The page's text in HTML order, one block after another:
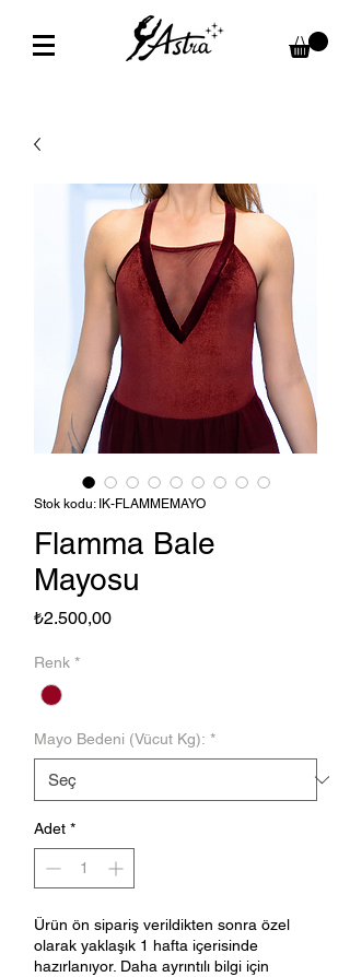
Stok kodu: IK-FLAMMEMAYO
Flamma Bale
Mayosu
₺2.500,00Fiyat
Renk *
Mayo Bedeni (Vücut Kg): *
Adet *
Ürün ön sipariş verildikten sonra özel
olarak yaklaşık 1 hafta içerisinde
hazırlanıyor. Daha ayrıntılı bilgi için